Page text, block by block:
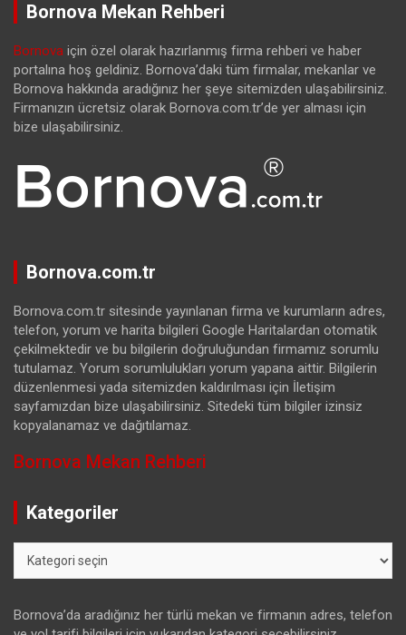
Bornova Mekan Rehberi
Bornova için özel olarak hazırlanmış firma rehberi ve haber
portalına hoş geldiniz. Bornova’daki tüm firmalar, mekanlar ve
Bornova hakkında aradığınız her şeye sitemizden ulaşabilirsiniz.
Firmanızın ücretsiz olarak Bornova.com.tr’de yer alması için
bize ulaşabilirsiniz.
Bornova.com.tr
Bornova.com.tr sitesinde yayınlanan firma ve kurumların adres,
telefon, yorum ve harita bilgileri Google Haritalardan otomatik
çekilmektedir ve bu bilgilerin doğruluğundan firmamız sorumlu
tutulamaz. Yorum sorumlulukları yorum yapana aittir. Bilgilerin
düzenlenmesi yada sitemizden kaldırılması için İletişim
sayfamızdan bize ulaşabilirsiniz. Sitedeki tüm bilgiler izinsiz
kopyalanamaz ve dağıtılamaz.
Bornova Mekan Rehberi
Kategoriler
Bornova’da aradığınız her türlü mekan ve firmanın adres, telefon